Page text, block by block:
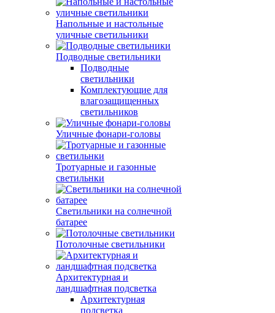
Напольные и настольные
уличные светильники
Подводные светильники
Подводные
светильники
Комплектующие для
влагозащищенных
светильников
Уличные фонари-головы
Тротуарные и газонные
светильнки
Светильники на солнечной
батарее
Потолочные светильники
Архитектурная и
ландшафтная подсветка
Архитектурная
подсветка